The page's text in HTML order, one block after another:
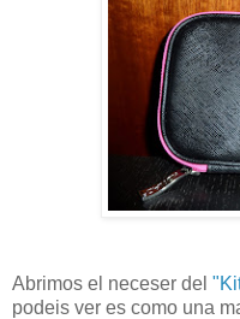
Abrimos el neceser del
podeis ver es como una